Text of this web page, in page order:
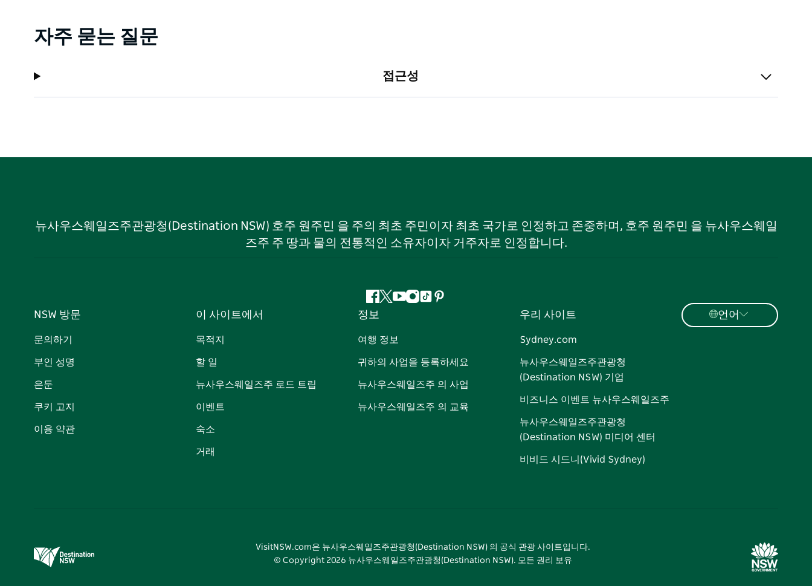
자주 묻는 질문
접근성
뉴사우스웨일즈주관광청(Destination NSW) 호주 원주민 을 주의 최초 주민이자 최초 국가로 인정하고 존중하며, 호주 원주민 을 뉴사우스웨일
즈주 주 땅과 물의 전통적인 소유자이자 거주자로 인정합니다.
페
이
북
지
다
유 인
램
틱
핀
트
NSW 방문
문의하기
부인 성명
은둔
쿠키 고지
이용 약관
이 사이트에서
목적지
할 일
뉴사우스웨일즈주 로드 트립
이벤트
숙소
거래
정보
여행 정보
귀하의 사업을 등록하세요
뉴사우스웨일즈주 의 사업
뉴사우스웨일즈주 의 교육
우리 사이트
Sydney.com
뉴사우스웨일즈주관광청
(Destination NSW) 기업
비즈니스 이벤트 뉴사우스웨일즈주
뉴사우스웨일즈주관광청
(Destination NSW) 미디어 센터
비비드 시드니(Vivid Sydney)
언어
VisitNSW.com은 뉴사우스웨일즈주관광청(Destination NSW) 의 공식 관광 사이트입니다.
© Copyright 2026 뉴사우스웨일즈주관광청(Destination NSW). 모든 권리 보유